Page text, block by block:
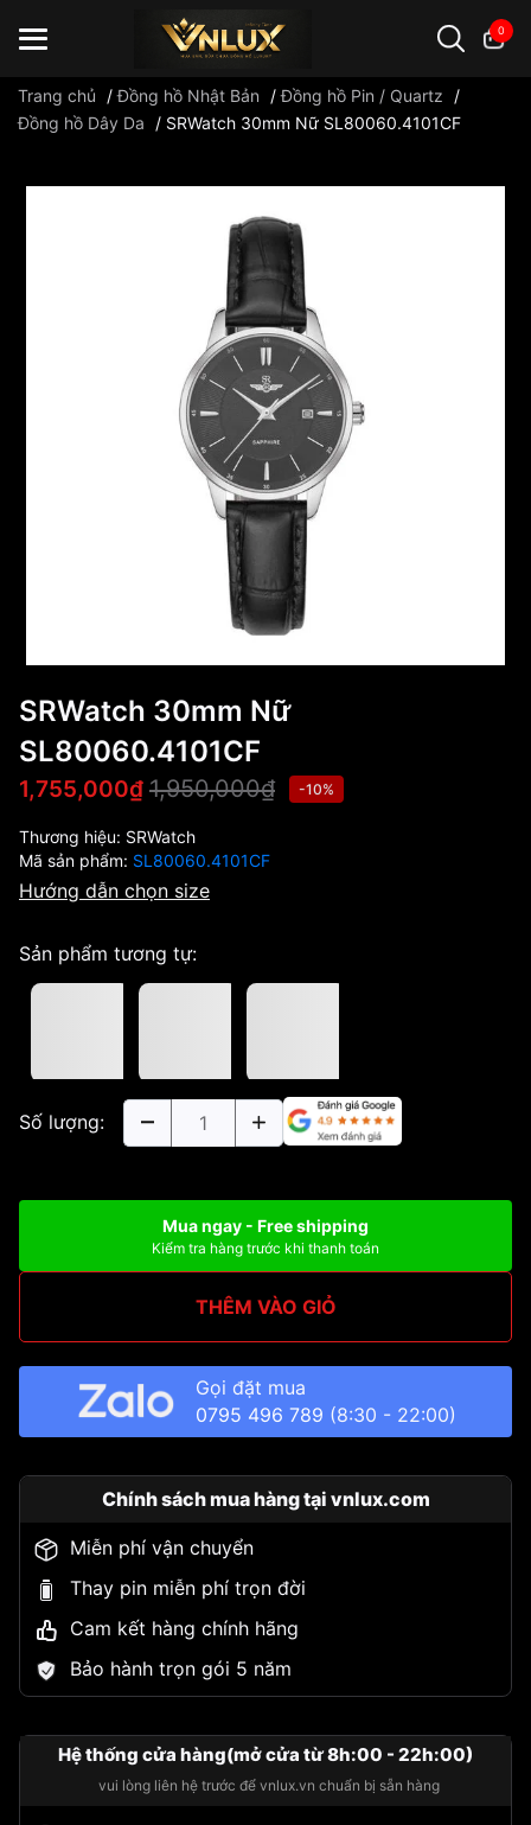
0
Trang chủ /Đồng hồ Nhật Bản /Đồng hồ Pin / Quartz
/
Đồng hồ Dây Da
/ SRWatch 30mm Nữ SL80060.4101CF
SRWatch 30mm Nữ
SL80060.4101CF
1,755,000₫ 1,950,000₫ -10%
Thương hiệu: SRWatch
Mã sản phẩm: SL80060.4101CF
Hướng dẫn chọn size
Sản phẩm tương tự:
Số lượng:
Mua ngay - Free shipping
Kiểm tra hàng trước khi thanh toán
THÊM VÀO GIỎ
Gọi đặt mua
0795 496 789 (8:30 - 22:00)
Chính sách mua hàng tại vnlux.com
Miễn phí vận chuyển
Thay pin miễn phí trọn đời
Cam kết hàng chính hãng
Bảo hành trọn gói 5 năm
Hệ thống cửa hàng(mở cửa từ 8h:00 - 22h:00)
vui lòng liên hệ trước để vnlux.vn chuẩn bị sẵn hàng